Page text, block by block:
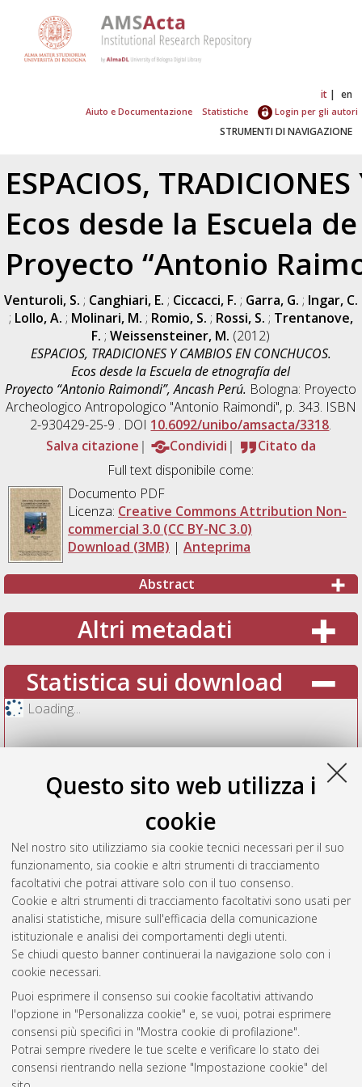
Questo sito web utilizza i
cookie
Nel nostro sito utilizziamo sia cookie tecnici necessari per il suo
funzionamento, sia cookie e altri strumenti di tracciamento
facoltativi che potrai attivare solo con il tuo consenso.
Cookie e altri strumenti di tracciamento facoltativi sono usati per
analisi statistiche, misure sull'efficacia della comunicazione
istituzionale e analisi dei comportamenti degli utenti.
Se chiudi questo banner continuerai la navigazione solo con i
cookie necessari.
Puoi esprimere il consenso sui cookie facoltativi attivando
l'opzione in "Personalizza cookie" e, se vuoi, potrai esprimere
consensi più specifici in "Mostra cookie di profilazione".
Potrai sempre rivedere le tue scelte e verificare lo stato dei
consensi rientrando nella sezione "Impostazione cookie" del
it en
Aiuto e Documentazione Statistiche Login per gli autori
STRUMENTI DI NAVIGAZIONE
ESPACIOS,
Ecos desde la Escuela
Proyecto “Antonio
Venturoli, S. ; Canghiari, E. ; Ciccacci, F. ; Garra, G. ; Ingar, C.
; Lollo, A. ; Molinari, M. ; Romio, S. ; Rossi, S. ; Trentanove,
F. ;Weissensteiner, M. (2012)
ESPACIOS, TRADICIONES Y CAMBIOS EN CONCHUCOS.
Ecos desde la Escuela de etnografía del
Proyecto “Antonio Raimondi”, Ancash Perú. Bologna: Proyecto
Archeologico Antropologico "Antonio Raimondi", p. 343. ISBN
2-930429-25-9 . DOI 10.6092/unibo/amsacta/3318.
Salva citazione
Condividi
Citato da
Full text disponibile come:
Documento PDF
Licenza: Creative Commons Attribution Non-
commercial 3.0 (CC BY-NC 3.0)
Download (3MB) | Anteprima
Abstract
Altri metadati
Statistica sui download
Loading...
Vedi altre statistiche
Gestione del documento:
Atom
Rss
AMS Acta
ISSN: 2038-7954
re3data.org -
doi.org/10.17616/R3P19R
Servizio implementato e